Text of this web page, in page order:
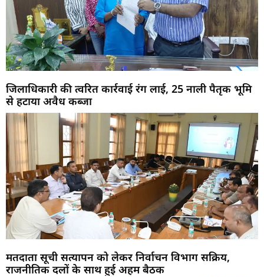
जिलाधिकारी की त्वरित कार्रवाई रंग लाई, 25 नाली पैतृक भूमि
से हटाया अवैध कब्जा
मतदाता सूची सत्यापन को लेकर निर्वाचन विभाग सक्रिय,
राजनीतिक दलों के साथ हुई अहम बैठक